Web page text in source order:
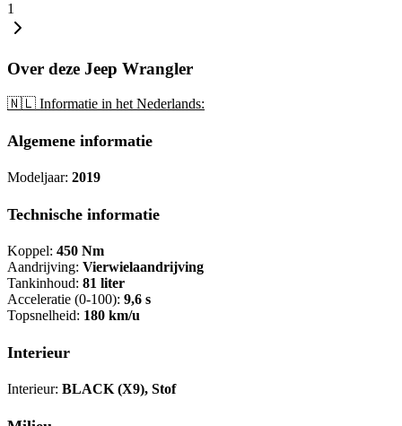
1
Over deze Jeep Wrangler
🇳🇱 Informatie in het Nederlands:
Algemene informatie
Modeljaar: 2019
Technische informatie
Koppel: 450 Nm
Aandrijving: Vierwielaandrijving
Tankinhoud: 81 liter
Acceleratie (0-100): 9,6 s
Topsnelheid: 180 km/u
Interieur
Interieur: BLACK (X9), Stof